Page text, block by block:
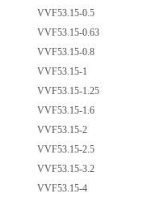
VVF53.15-0.5
VVF53.15-0.63
VVF53.15-0.8
VVF53.15-1
VVF53.15-1.25
VVF53.15-1.6
VVF53.15-2
VVF53.15-2.5
VVF53.15-3.2
VVF53.15-4